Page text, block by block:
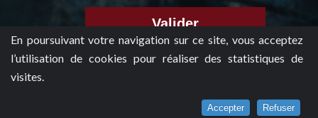
En poursuivant votre navigation sur ce site, vous acceptez
l’utilisation de cookies pour réaliser des statistiques de
visites.
Accepter Refuser